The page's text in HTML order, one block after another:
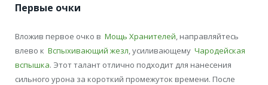
Первые очки
Вложив первое очко в Мощь Хранителей, направляйтесь
влево к Вспыхивающий жезл, усиливающему Чародейская
вспышка. Этот талант отлично подходит для нанесения
сильного урона за короткий промежуток времени. После